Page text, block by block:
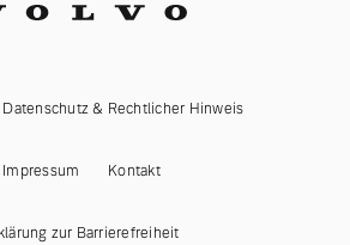
Datenschutz & Rechtlicher Hinweis
Impressum Kontakt
zur Barrierefreiheit